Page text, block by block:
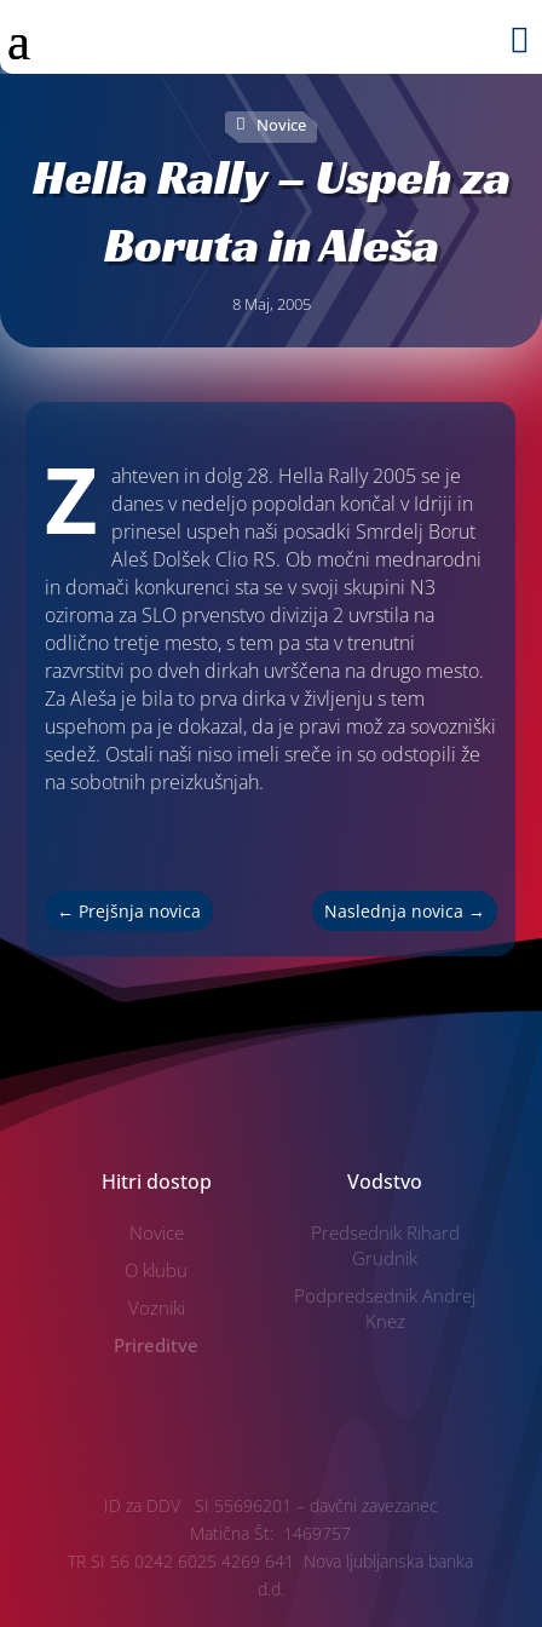

Novice
Hella Rally – Uspeh za
Boruta in Aleša
8 Maj, 2005
Z
ahteven in dolg 28. Hella Rally 2005 se je
danes v nedeljo popoldan končal v Idriji in
prinesel uspeh naši posadki Smrdelj Borut
Aleš Dolšek Clio RS. Ob močni mednarodni
in domači konkurenci sta se v svoji skupini N3
oziroma za SLO prvenstvo divizija 2 uvrstila na
odlično tretje mesto, s tem pa sta v trenutni
razvrstitvi po dveh dirkah uvrščena na drugo mesto.
Za Aleša je bila to prva dirka v življenju s tem
uspehom pa je dokazal, da je pravi mož za sovozniški
sedež. Ostali naši niso imeli sreče in so odstopili že
na sobotnih preizkušnjah.
← Prejšnja novica Naslednja novica →
Hitri dostop
Novice
O klubu
Vozniki
Prireditve
Vodstvo
Predsednik Rihard
Grudnik
Podpredsednik Andrej
Knez
ID za DDV SI 55696201 – davčni zavezanec
Matična Št: 1469757
TR SI 56 0242 6025 4269 641 Nova ljubljanska banka
d.d.